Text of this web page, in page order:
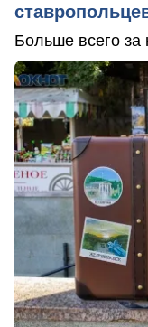
Больше всего за